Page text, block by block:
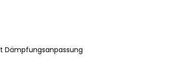
Dämpfungsanpassung